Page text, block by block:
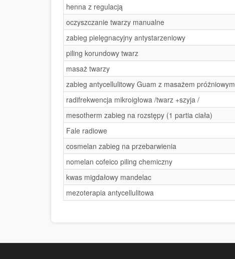
henna z regulacją
oczyszczanie twarzy manualne
zabieg pielęgnacyjny antystarzeniowy
piling korundowy twarz
masaż twarzy
zabieg antycellulitowy Guam z masażem próżniowym
radifrekwencja mikroigłowa /twarz +szyja /
mesotherm zabieg na rozstępy (1 partia ciała)
Fale radiowe
cosmelan zabieg na przebarwienia
nomelan cofeico piling chemiczny
kwas migdałowy mandelac
mezoterapia antycellulitowa